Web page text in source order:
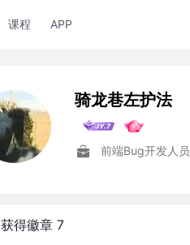
课程 APP
骑龙巷左护法
前端Bug开发人员
获得徽章 7